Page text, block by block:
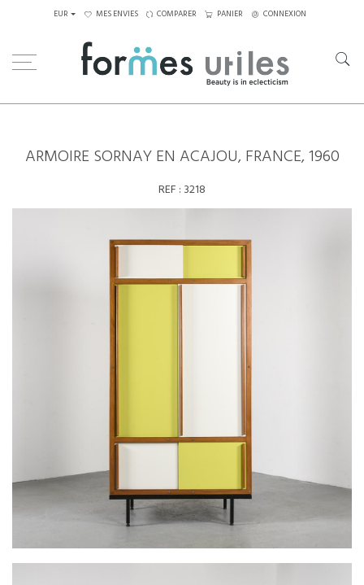
EUR MES ENVIES COMPARER PANIER CONNEXION
ARMOIRE SORNAY EN ACAJOU, FRANCE, 1960
REF : 3218